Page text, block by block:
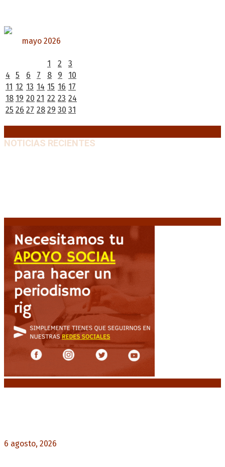
mayo 2026
1
2
3
4
5 6 7 8 9
10
11 12 13 14 15 16 17
18 19 20 21 22 23 24
25 26 27 28 29 30 31
NOTICIAS RECIENTES
6 agosto, 2026